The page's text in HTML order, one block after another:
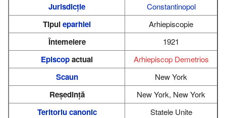
Jurisdicție Constantinopol
Tipuleparhiei Arhiepiscopie
Întemeiere 1921
Episcopactual Arhiepiscop Demetrios
Scaun New York
Reședință New York, New York
Teritoriu canonic Statele Unite